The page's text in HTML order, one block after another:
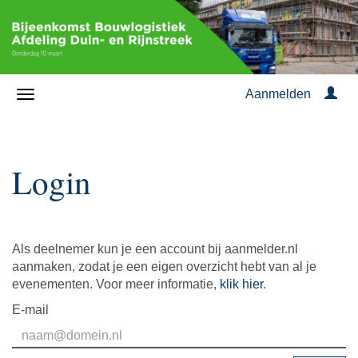
Aanmelden
Login
Als deelnemer kun je een account bij aanmelder.nl
aanmaken, zodat je een eigen overzicht hebt van al je
evenementen. Voor meer informatie, klik hier.
E-mail